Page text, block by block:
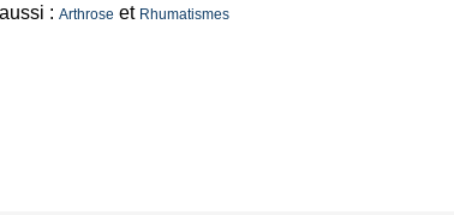
: Arthrose et Rhumatismes